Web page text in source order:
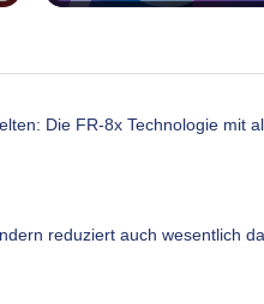
Die FR-8x Technologie mit
reduziert auch wesentlich